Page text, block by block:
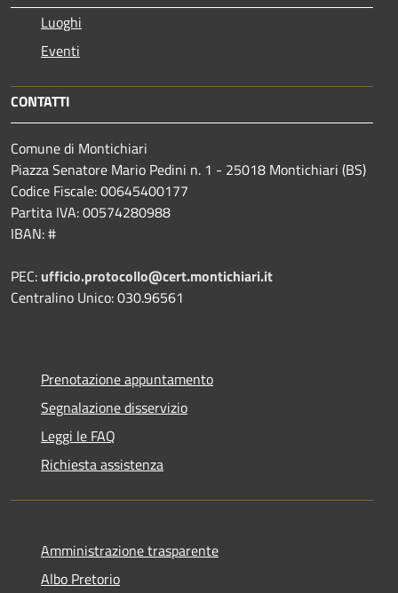
Luoghi
Eventi
CONTATTI
Comune di Montichiari
Piazza Senatore Mario Pedini n. 1 - 25018 Montichiari (BS)
Codice Fiscale: 00645400177
Partita IVA: 00574280988
IBAN: #
PEC: ufficio.protocollo@cert.montichiari.it
Centralino Unico: 030.96561
Prenotazione appuntamento
Segnalazione disservizio
Leggi le FAQ
Richiesta assistenza
Amministrazione trasparente
Albo Pretorio